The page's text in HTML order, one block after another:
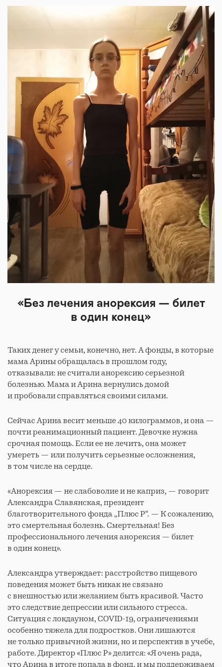
«Без лечения анорексия — билет
в один конец»
Таких денег у семьи, конечно, нет. А фонды, в которые
мама Арины обращалась в прошлом году,
отказывали: не считали анорексию серьезной
болезнью. Мама и Арина вернулись домой
и пробовали справляться своими силами.
Сейчас Арина весит меньше 40 килограммов, и она —
почти реанимационный пациент. Девочке нужна
срочная помощь. Если ее не лечить, она может
умереть — или получить серьезные осложнения,
в том числе на сердце.
«Анорексия — не слабоволие и не каприз, — говорит
Александра Славянская, президент
благотворительного фонда „Плюс Р“. — К сожалению,
это смертельная болезнь. Смертельная! Без
профессионального лечения анорексия — билет
в один конец».
Александра утверждает: расстройство пищевого
поведения может быть никак не связано
с внешностью или желанием быть красивой. Часто
это следствие депрессии или сильного стресса.
Ситуация с локдауном, COVID-19, ограничениями
особенно тяжела для подростков. Они лишаются
не только привычной жизни, но и перспектив в учебе,
работе. Директор «Плюс Р» делится: «Я очень рада,
что Арина в итоге попала в фонд, и мы поддерживаем